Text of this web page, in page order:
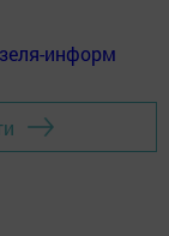
информ